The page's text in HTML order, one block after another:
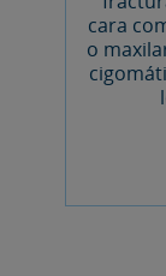
cara
o